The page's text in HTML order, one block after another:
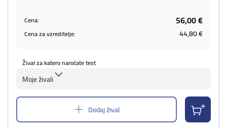
Cena: 56,00 €
Cena za vzreditelje: 44,80 €
Žival za katero naročate test
Moje živali
Dodaj žival